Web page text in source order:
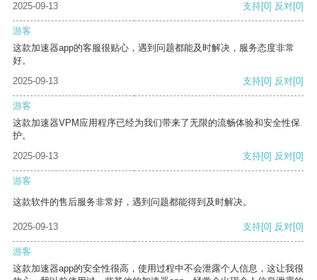
2025-09-13 支持[0] 反对[0]
游客
这款加速器app的客服很贴心，遇到问题都能及时解决，服务态度非常
好。
2025-09-13
支持[0] 反对[0]
游客
这款加速器VPM应用程序已经为我们带来了无限的流畅体验和安全性保
护。
2025-09-13
支持[0] 反对[0]
游客
这款软件的售后服务非常好，遇到问题都能得到及时解决。
2025-09-13 支持[0] 反对[0]
游客
这款加速器app的安全性很高，使用过程中不会泄露个人信息，这让我很